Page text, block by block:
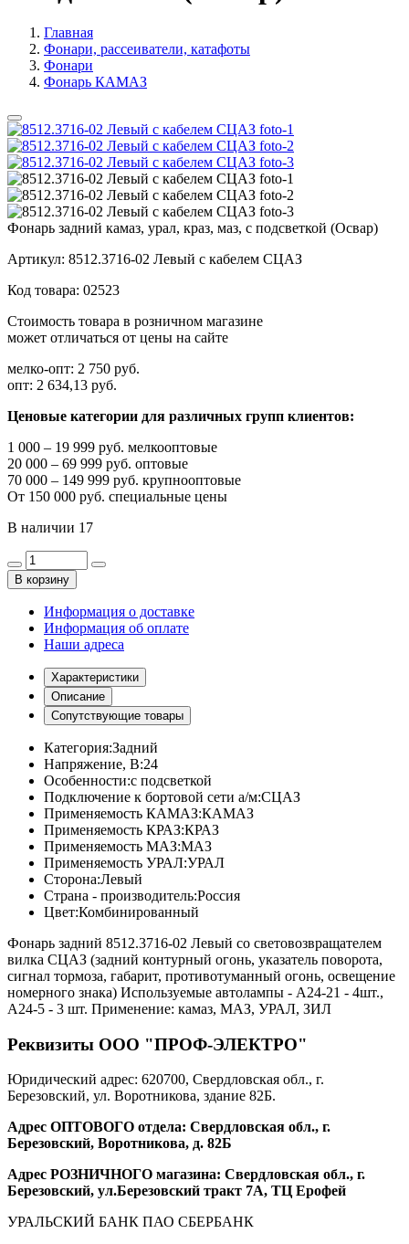
Главная
Фонари, рассеиватели, катафоты
Фонари
Фонарь КАМАЗ
Фонарь задний камаз, урал, краз, маз, с подсветкой (Освар)
Артикул: 8512.3716-02 Левый с кабелем СЦАЗ
Код товара: 02523
Стоимость товара в розничном магазине
может отличаться от цены на сайте
мелко-опт: 2 750 руб.
опт: 2 634,13 руб.
Ценовые категории для различных групп клиентов:
1 000 – 19 999 руб. мелкооптовые
20 000 – 69 999 руб. оптовые
70 000 – 149 999 руб. крупнооптовые
От 150 000 руб. специальные цены
В наличии 17
В корзину
Информация о доставке
Информация об оплате
Наши адреса
Характеристики
Описание
Сопутствующие товары
Категория:Задний
Напряжение, В:24
Особенности:с подсветкой
Подключение к бортовой сети а/м:СЦАЗ
Применяемость КАМАЗ:КАМАЗ
Применяемость КРАЗ:КРАЗ
Применяемость МАЗ:МАЗ
Применяемость УРАЛ:УРАЛ
Сторона:Левый
Страна - производитель:Россия
Цвет:Комбинированный
Фонарь задний 8512.3716-02 Левый со световозвращателем
вилка СЦАЗ (задний контурный огонь, указатель поворота,
сигнал тормоза, габарит, противотуманный огонь, освещение
номерного знака) Используемые автолампы - А24-21 - 4шт.,
А24-5 - 3 шт. Применение: камаз, МАЗ, УРАЛ, ЗИЛ
Реквизиты ООО "ПРОФ-ЭЛЕКТРО"
Юридический адрес: 620700, Свердловская обл., г.
Березовский, ул. Воротникова, здание 82Б.
Адрес ОПТОВОГО отдела: Свердловская обл., г.
Березовский, Воротникова, д. 82Б
Адрес РОЗНИЧНОГО магазина: Свердловская обл., г.
Березовский, ул.Березовский тракт 7А, ТЦ Ерофей
УРАЛЬСКИЙ БАНК ПАО СБЕРБАНК